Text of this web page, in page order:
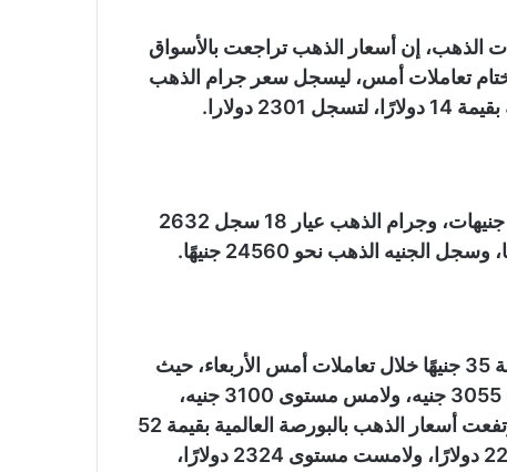
الذهب، إن أسعار الذهب تراجعت بالأسواق
ومقارنة بختام تعاملات أمس، ليسجل سعر جرام الذهب
وأضاف إمبابي، أن جرام الذهب عيار 24 سجل 3509 جنيهات، وجرام الذهب عيار 18 سجل 2632
وكانت أسعار الذهب قد ارتفعت بالأسواق المحلية بقيمة 35 جنيهًا خلال تعاملات أمس الأربعاء، حيث
افتتح سعر جرام الذهب عيار 21 التعاملات عند مستوى 3055 جنيه، ولامس مستوى 3100 جنيه،
واختتم التعاملات عند مستوى 3090 جنيهًا، في حين ارتفعت أسعار الذهب بالبورصة العالمية بقيمة 52
دولارًا، حيث افتتحت الأوقية التعاملات عند مستوى 2285 دولارًا، ولامست مستوى 2324 دولارًا،